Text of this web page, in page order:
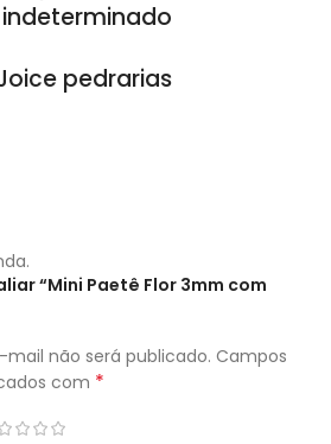
pedrarias
“Mini Paetê Flor 3mm com
não será publicado. Campos
com *